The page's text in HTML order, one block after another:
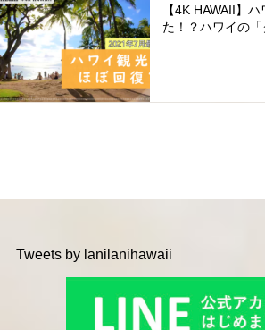
【4K HAWAII】
た！？ハワイの「
Tweets by lanilanihawaii